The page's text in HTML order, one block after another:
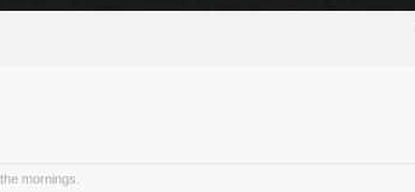
mornings.